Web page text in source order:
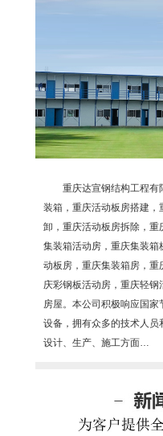
重庆达宣钢结构工程有
装箱，重庆活动板房搭建
卸，重庆活动板房拆除，
集装箱活动房，重庆集装
动板房，重庆集装箱房，
庆彩钢板活动房，重庆轻
房屋。本公司积极响应国
设备，拥有众多的技术人员
设计、生产、施工方面…